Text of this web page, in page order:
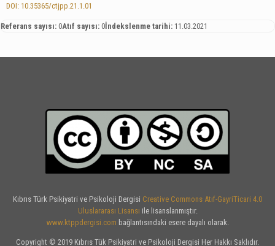
DOI: 10.35365/ctjpp.21.1.01
Referans sayısı: 0Atıf sayısı: 0İndekslenme tarihi: 11.03.2021
Kıbrıs Türk Psikiyatri ve Psikoloji Dergisi Creative Commons Atıf-GayriTicari 4.0
Uluslararası Lisansı ile lisanslanmıştır.
www.ktppdergisi.com bağlantısındaki esere dayalı olarak.
Copyright © 2019 Kıbrıs Tük Psikiyatri ve Psikoloji Dergisi Her Hakkı Saklıdır.